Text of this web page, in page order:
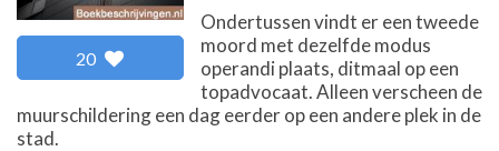
20
Ondertussen vindt er een tweede
moord met dezelfde modus
operandi plaats, ditmaal op een
topadvocaat. Alleen verscheen de
muurschildering een dag eerder op een andere plek in de
stad.